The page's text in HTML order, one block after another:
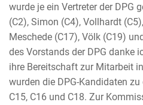
wurde je ein Vertreter der DPG
(C2), Simon (C4), Vollhardt
Meschede (C17), Völk (C19)
des Vorstands der DPG danke
ihre Bereitschaft zur Mitarbeit
wurden die DPG-Kandidaten
C15, C16 und C18. Zur